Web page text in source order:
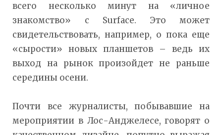
всего несколько минут на «личное
знакомство» с Surface. Это может
свидетельствовать, например, о пока еще
«сырости» новых планшетов – ведь их
выход на рынок произойдет не раньше
середины осени.
Почти все журналисты, побывавшие на
мероприятии в Лос-Анджелесе, говорят о